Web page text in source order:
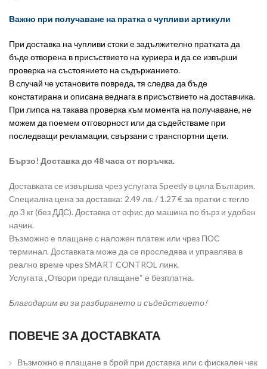
Важно при получаване на пратка с чупливи артикули
При доставка на чупливи стоки е задължително пратката да
бъде отворена в присъствието на куриера и да се извърши
проверка на състоянието на съдържанието.
В случай че установите повреда, тя следва да бъде
констатирана и описана веднага в присъствието на доставчика.
При липса на такава проверка към момента на получаване, не
можем да поемем отговорност или да съдействаме при
последващи рекламации, свързани с транспортни щети.
Бързо! Доставка до 48 часа от поръчка.
Доставката се извършва чрез услугата Speedy в цяла България.
Специална цена за доставка: 2.49 лв. / 1.27 € за пратки с тегло
до 3 кг (без ДДС). Доставка от офис до машина по бърз и удобен
начин.
Възможно е плащане с наложен платеж или чрез ПОС
терминал. Доставката може да се проследява и управлява в
реално време чрез SMART CONTROL линк.
Услугата „Отвори преди плащане“ е безплатна.
Благодарим ви за разбирането и съдействието!
ПОВЕЧЕ ЗА ДОСТАВКАТА
Възможно е плащане в брой при доставка или с фискален чек